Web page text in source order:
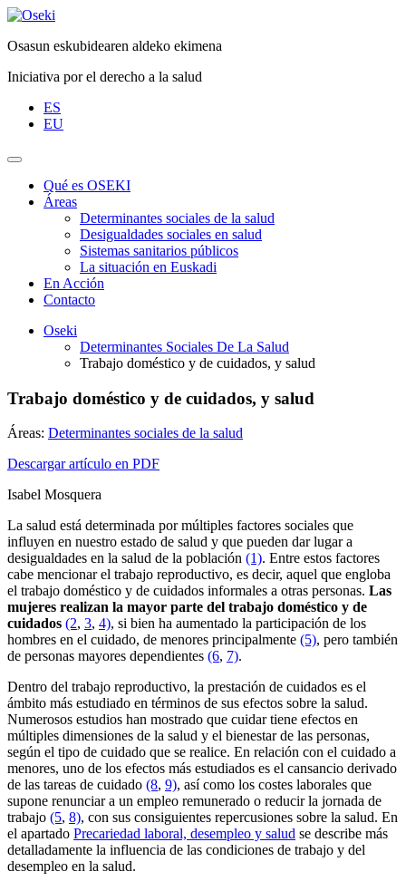
Saltar
contenido
Osasun eskubidearen aldeko ekimena
Iniciativa por el derecho a la salud
ES
EU
Qué es OSEKI
Áreas
Determinantes sociales de la salud
Desigualdades sociales en salud
Sistemas sanitarios públicos
La situación en Euskadi
En Acción
Contacto
Oseki
Determinantes Sociales De La Salud
Trabajo doméstico y de cuidados, y salud
Trabajo doméstico y de cuidados, y salud
Áreas: Determinantes sociales de la salud
Descargar artículo en PDF
Isabel Mosquera
La salud está determinada por múltiples factores sociales que
influyen en nuestro estado de salud y que pueden dar lugar a
desigualdades en la salud de la población (1). Entre estos factores
cabe mencionar el trabajo reproductivo, es decir, aquel que engloba
el trabajo doméstico y de cuidados informales a otras personas. Las
mujeres realizan la mayor parte del trabajo doméstico y de
cuidados (2, 3, 4), si bien ha aumentado la participación de los
hombres en el cuidado, de menores principalmente (5), pero también
de personas mayores dependientes (6, 7).
Dentro del trabajo reproductivo, la prestación de cuidados es el
ámbito más estudiado en términos de sus efectos sobre la salud.
Numerosos estudios han mostrado que cuidar tiene efectos en
múltiples dimensiones de la salud y el bienestar de las personas,
según el tipo de cuidado que se realice. En relación con el cuidado a
menores, uno de los efectos más estudiados es el cansancio derivado
de las tareas de cuidado (8, 9), así como los costes laborales que
supone renunciar a un empleo remunerado o reducir la jornada de
trabajo (5, 8), con sus consiguientes repercusiones sobre la salud. En
el apartado Precariedad laboral, desempleo y salud se describe más
detalladamente la influencia de las condiciones de trabajo y del
desempleo en la salud.